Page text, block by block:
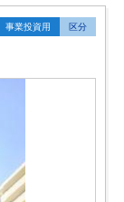
事業投資用 区分